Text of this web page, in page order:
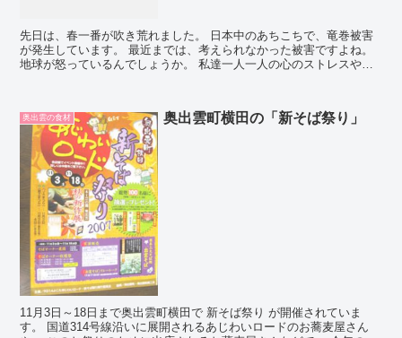
先日は、春一番が吹き荒れました。 日本中のあちこちで、竜巻被害
が発生しています。 最近までは、考えられなかった被害ですよね。
地球が怒っているんでしょうか。 私達一人一人の心のストレスや身
奥出雲の食材 奥出雲町横田の「新そば祭り」
11月3日～18日まで奥出雲町横田で 新そば祭り が開催されていま
す。 国道314号線沿いに展開されるあじわいロードのお蕎麦屋さん